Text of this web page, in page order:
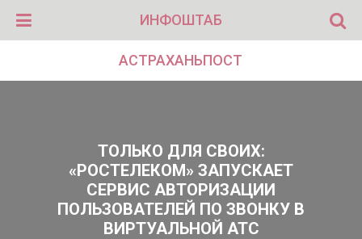
ИНФОШТАБ
АСТРАХАНЬПОСТ
ТОЛЬКО ДЛЯ СВОИХ:
«РОСТЕЛЕКОМ» ЗАПУСКАЕТ
СЕРВИС АВТОРИЗАЦИИ
ПОЛЬЗОВАТЕЛЕЙ ПО ЗВОНКУ В
ВИРТУАЛЬНОЙ АТС